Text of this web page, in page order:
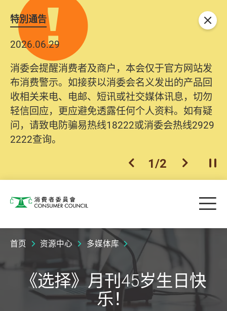
特別通告
2026.06.29
消委会提醒消费者及商户，本会仅于官方网站发
布消费警示。如接获以消委会名义发出的产品回
收相关来电、电邮、短讯或社交媒体讯息，切勿
轻信回应，更应避免透露任何个人资料。如有疑
问，请致电防骗易热线18222或消委会热线2929
2222查询。
上一个
1/2 下一个开
关闭
消费者委员会 目
首页 资源中心 多媒体库
《选择》月刊45岁生日快
乐！